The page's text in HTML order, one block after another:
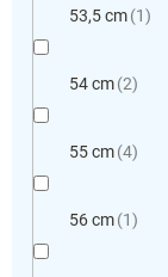
53,5 cm 1
54 cm 2
55 cm 4
56 cm 1